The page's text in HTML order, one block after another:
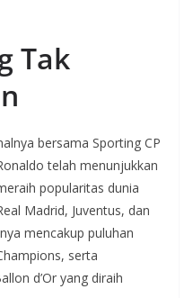
Tak
bersama Sporting CP
telah menunjukkan
popularitas dunia
Madrid, Juventus, dan
mencakup puluhan
serta
d’Or yang diraih